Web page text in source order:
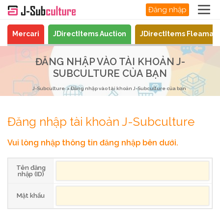
Đăng nhập
Mercari JDirectItems Auction JDirectItems
ĐĂNG NHẬP VÀO TÀI KHOẢN J-
SUBCULTURE CỦA BẠN
J-Subculture Đăng nhập vào tài khoản J-Subculture của bạn
Đăng nhập tài khoản J-Subculture
Vui lòng nhập thông tin đăng nhập bên dưới.
Tên đăng
nhập (ID)
Mật khẩu